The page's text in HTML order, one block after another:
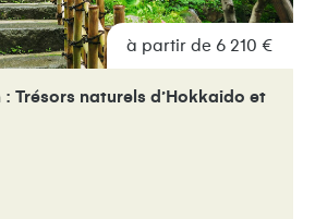
à partir de 6 210 €
Trésors naturels d’Hokkaido et